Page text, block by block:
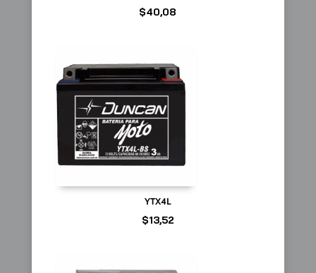
$40,08
YTX4L
$13,52